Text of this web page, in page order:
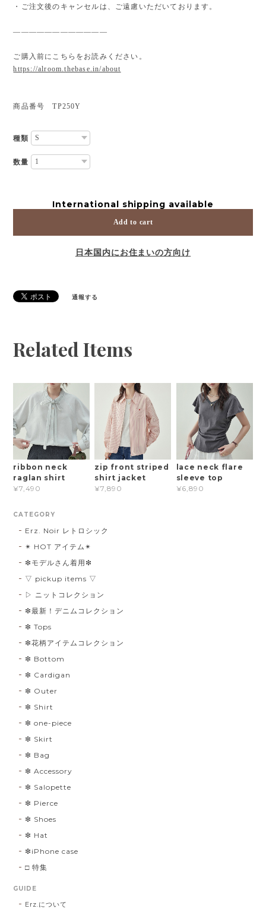
・ご注文後のキャンセルは、ご遠慮いただいております。
————————————
ご購入前にこちらをお読みください。
https://alroom.thebase.in/about
商品番号 TP250Y
種類
数量
International shipping available
Add to cart
日本国内にお住まいの方向け
通報する
Related Items
ribbon neck
raglan shirt
¥7,490
zip front striped
shirt jacket
¥7,890
lace neck flare
sleeve top
¥6,890
CATEGORY
Erz. Noir レトロシック
✴︎ HOT アイテム✴︎
❇︎モデルさん着用❇︎
▽ pickup items ▽
▷ ニットコレクション
❇︎最新！デニムコレクション
❇︎ Tops
❇︎花柄アイテムコレクション
❇︎ Bottom
❇︎ Cardigan
❇︎ Outer
❇︎ Shirt
❇︎ one-piece
❇︎ Skirt
❇︎ Bag
❇︎ Accessory
❇︎ Salopette
❇︎ Pierce
❇︎ Shoes
❇︎ Hat
❇︎iPhone case
□ 特集
GUIDE
Erz.について